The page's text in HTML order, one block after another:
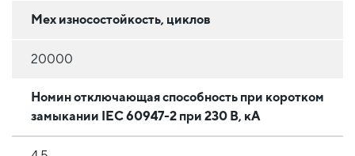
Мех износостойкость, циклов
20000
Номин отключающая способность при коротком
замыкании IEC 60947-2 при 230 В, кА